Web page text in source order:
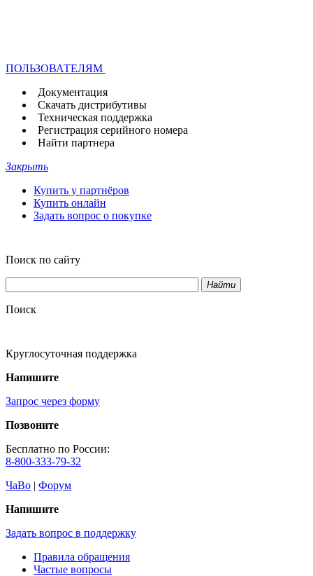
ПОЛЬЗОВАТЕЛЯМ
Документация
Скачать дистрибутивы
Техническая поддержка
Регистрация серийного номера
Найти партнера
Закрыть
Купить у партнёров
Купить онлайн
Задать вопрос о покупке
Поиск по сайту
Найти
Поиск
Круглосуточная поддержка
Напишите
Запрос через форму
Позвоните
Бесплатно по России:
8-800-333-79-32
ЧаВо | Форум
Напишите
Задать вопрос в поддержку
Правила обращения
Частые вопросы